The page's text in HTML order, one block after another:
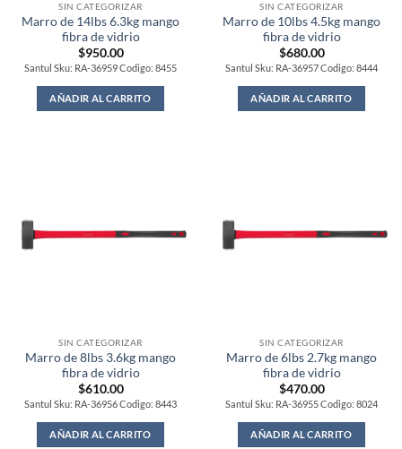
SIN CATEGORIZAR
Marro de 14lbs 6.3kg mango
fibra de vidrio
$950.00
Santul Sku: RA-36959 Codigo: 8455
AÑADIR AL CARRITO
SIN CATEGORIZAR
Marro de 10lbs 4.5kg mango
fibra de vidrio
$680.00
Santul Sku: RA-36957 Codigo: 8444
AÑADIR AL CARRITO
SIN CATEGORIZAR
Marro de 8lbs 3.6kg mango
fibra de vidrio
$610.00
Santul Sku: RA-36956 Codigo: 8443
AÑADIR AL CARRITO
SIN CATEGORIZAR
Marro de 6lbs 2.7kg mango
fibra de vidrio
$470.00
Santul Sku: RA-36955 Codigo: 8024
AÑADIR AL CARRITO